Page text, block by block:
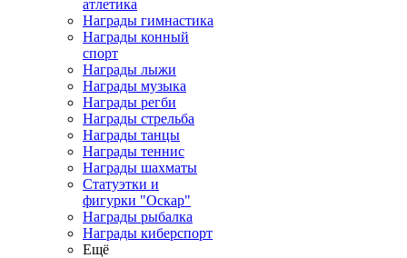
атлетика
Награды гимнастика
Награды конный
спорт
Награды лыжи
Награды музыка
Награды регби
Награды стрельба
Награды танцы
Награды теннис
Награды шахматы
Статуэтки и
фигурки "Оскар"
Награды рыбалка
Награды киберспорт
Ещё